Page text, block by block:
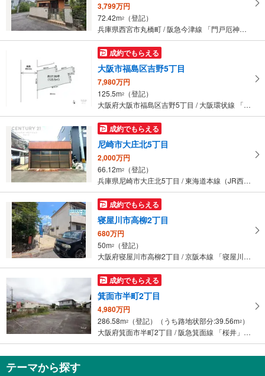
3,799万円
72.42m2
（登記）
兵庫県西宮市丸橋町 / 阪急今津線 「門戸厄神」駅 徒歩9分
成約でもらえる
大阪市福島区吉野5丁目
7,980万円
125.5m2
（登記）
大阪府大阪市福島区吉野5丁目 / 大阪環状線 「野田」駅 徒歩9分
成約でもらえる
尼崎市大庄北5丁目
2,000万円
66.12m2
（登記）
兵庫県尼崎市大庄北5丁目 / 東海道本線（JR西日本） 「立花」駅 徒歩15分
成約でもらえる
寝屋川市高柳2丁目
680万円
50m2
（登記）
大阪府寝屋川市高柳2丁目 / 京阪本線 「寝屋川市」駅 徒歩20分
成約でもらえる
箕面市半町2丁目
4,980万円
286.58m2 （登記）（うち路地状部分:39.56m2 ）
大阪府箕面市半町2丁目 / 阪急箕面線 「桜井」駅 徒歩7分
テーマから探す